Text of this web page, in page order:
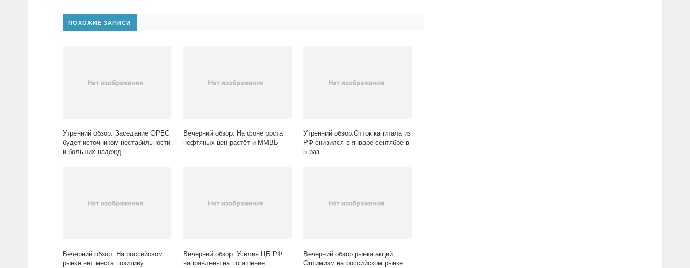
ПОХОЖИЕ ЗАПИСИ
Утренний обзор. Заседание OPEC
будет источником нестабильности
и больших надежд
Вечерний обзор. На фоне роста
нефтяных цен растёт и ММВБ
Утренний обзор.Отток капитала из
РФ снизился в январе-сентябре в
5 раз
Вечерний обзор. На российском
рынке нет места позитиву
Вечерний обзор. Усилия ЦБ РФ
направлены на погашение
Вечерний обзор рынка акций.
Оптимизм на российском рынке